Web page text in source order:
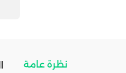
نظرة عامة